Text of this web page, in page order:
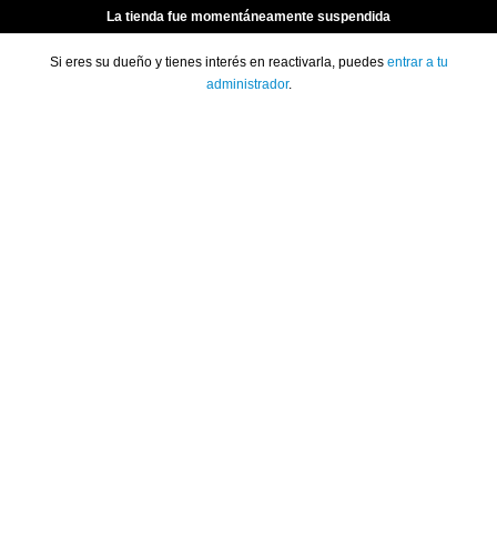
La tienda fue momentáneamente suspendida
Si eres su dueño y tienes interés en reactivarla, puedes entrar a tu
administrador.